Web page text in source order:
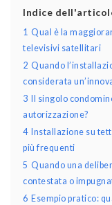
Indice
1 Qual è la
televisivi satellitari
2 Quando
considerata
3
Il singolo
autorizzazione?
4 Installazione su
più frequenti
5 Quando una
contestata o
6 Esempio pratico: